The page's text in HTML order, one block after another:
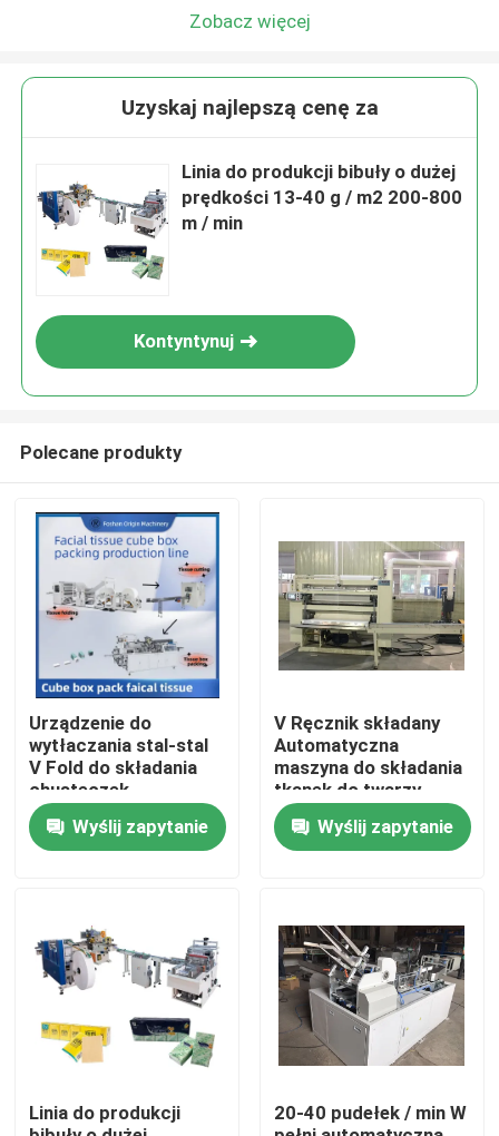
Do domu
Produkty
O nas
Zobacz więcej
Uzyskaj najlepszą cenę za
Linia do produkcji bibuły o dużej
prędkości 13-40 g / m2 200-800
m / min
Kontyntynuj
Polecane produkty
Urządzenie do
wytłaczania stal-stal
V Fold do składania
chusteczek
higienicznych z
automatycznym
transferem
Wyślij zapytanie
V Ręcznik składany
Automatyczna
maszyna do składania
tkanek do twarzy
Opakowanie z miękkim
pudełkiemWyślij zapytanie
Linia do produkcji
20-40 pudełek / min W